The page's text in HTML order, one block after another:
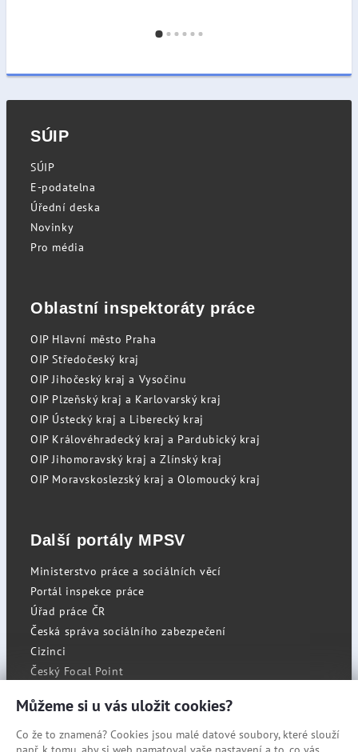
SÚIP
SÚIP
E-podatelna
Úřední deska
Novinky
Pro média
Oblastní inspektoráty práce
OIP Hlavní město Praha
OIP Středočeský kraj
OIP Jihočeský kraj a Vysočinu
OIP Plzeňský kraj a Karlovarský kraj
OIP Ústecký kraj a Liberecký kraj
OIP Královéhradecký kraj a Pardubický kraj
OIP Jihomoravský kraj a Zlínský kraj
OIP Moravskoslezský kraj a Olomoucký kraj
Další portály MPSV
Ministerstvo práce a sociálních věcí
Portál inspekce práce
Úřad práce ČR
Česká správa sociálního zabezpečení
Cizinci
Český Focal Point
RSS
Můžeme si u vás uložit cookies?
Co že to znamená? Cookies jsou malé datové soubory, které slouží